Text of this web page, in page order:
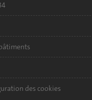
des cookies